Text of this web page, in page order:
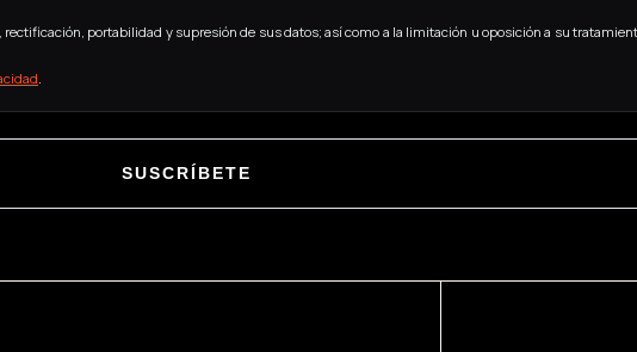
portabilidad y supresión de sus datos; así como a la limitación u oposición a su
SUSCRÍBETE